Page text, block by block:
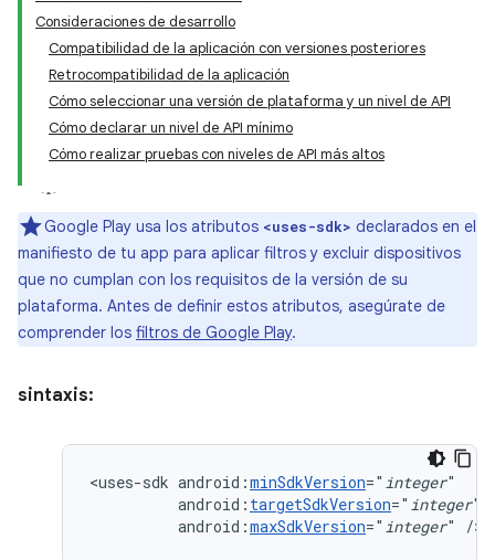
Consideraciones de desarrollo
Compatibilidad de la aplicación con versiones posteriores
Retrocompatibilidad de la aplicación
Cómo seleccionar una versión de plataforma y un nivel de API
Cómo declarar un nivel de API mínimo
Cómo realizar pruebas con niveles de API más altos
Google Play usa los atributos <uses-sdk> declarados en el
manifiesto de tu app para aplicar filtros y excluir dispositivos
que no cumplan con los requisitos de la versión de su
plataforma. Antes de definir estos atributos, asegúrate de
comprender los filtros de Google Play.
sintaxis:
<uses-sdk android:minSdkVersion=" integer
android: targetSdkVersion=" integer
android:maxSdkVersion=" integer" />